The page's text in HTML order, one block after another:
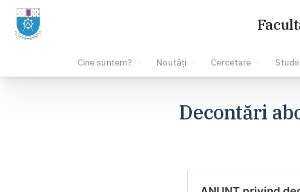
Cine suntem? Noutăți Cercetare Studii
Decontări